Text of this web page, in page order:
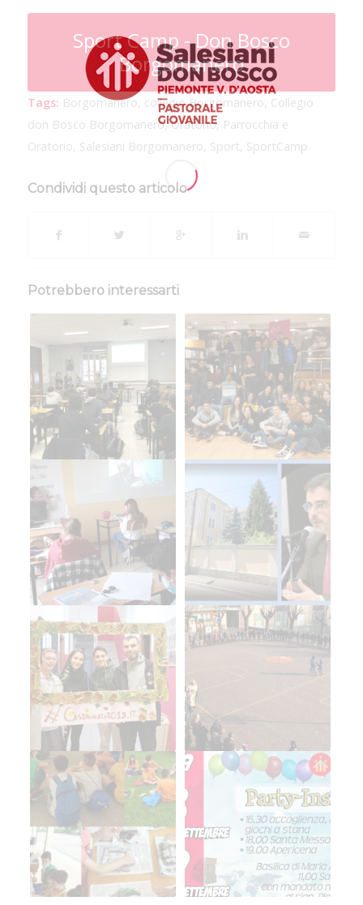
Sport Camp - Don Bosco
Borgomanero
Tags: Borgomanero collegio Borgomanero Collegio
don Bosco Borgomanero,Oratorio, Parrocchia e
Oratorio Salesiani Borgomanero Sport SportCamp
Condividi questo articolo
Potrebbero interessarti